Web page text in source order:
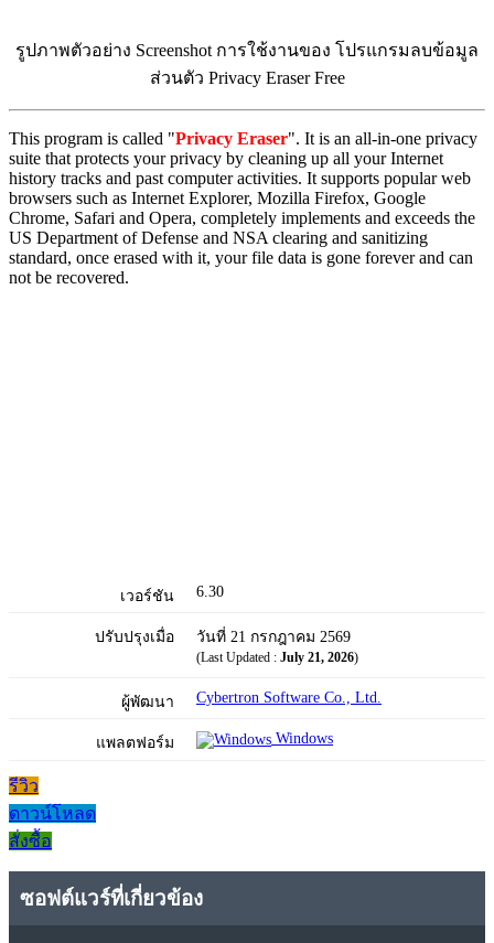
รูปภาพตัวอย่าง Screenshot การใช้งานของ โปรแกรมลบข้อมูล
ส่วนตัว Privacy Eraser Free
This program is called "Privacy Eraser". It is an all-in-one privacy
suite that protects your privacy by cleaning up all your Internet
history tracks and past computer activities. It supports popular web
browsers such as Internet Explorer, Mozilla Firefox, Google
Chrome, Safari and Opera, completely implements and exceeds the
US Department of Defense and NSA clearing and sanitizing
standard, once erased with it, your file data is gone forever and can
not be recovered.
เวอร์ชัน 6.30
ปรับปรุงเมื่อ วันที่ 21 กรกฎาคม 2569
(Last Updated : July 21, 2026)
ผู้พัฒนา Cybertron Software Co., Ltd.
แพลตฟอร์ม Windows
รีวิว
ดาวน์โหลด
สั่งซื้อ
ซอฟต์แวร์ที่เกี่ยวข้อง